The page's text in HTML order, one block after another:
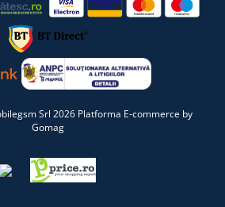
Srl 2026 Platforma E-commerce by
Gomag